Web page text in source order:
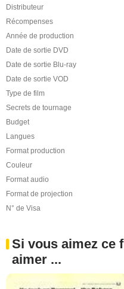
Distributeur
Récompenses
Année de production
Date de sortie DVD
Date de sortie Blu-ray
Date de sortie VOD
Type de film
Secrets de tournage
Budget
Langues
Format production
Couleur
Format audio
Format de projection
N° de Visa
Si vous aimez ce
aimer ...